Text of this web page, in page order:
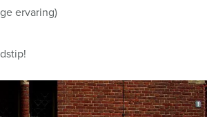
ervaring)